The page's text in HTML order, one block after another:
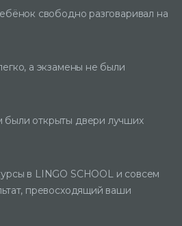
свободно разговаривал на
а экзамены не были
открыты двери лучших
в LINGO SCHOOL и совсем
превосходящий ваши